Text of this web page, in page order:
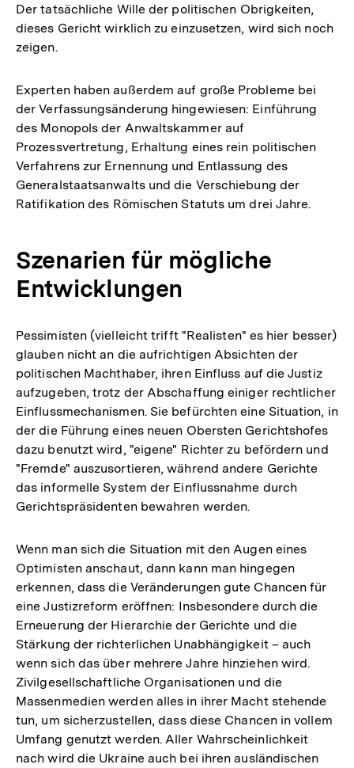
Der tatsächliche Wille der politischen Obrigkeiten,
dieses Gericht wirklich zu einzusetzen, wird sich noch
zeigen.
Experten haben außerdem auf große Probleme bei
der Verfassungsänderung hingewiesen: Einführung
des Monopols der Anwaltskammer auf
Prozessvertretung, Erhaltung eines rein politischen
Verfahrens zur Ernennung und Entlassung des
Generalstaatsanwalts und die Verschiebung der
Ratifikation des Römischen Statuts um drei Jahre.
Szenarien für mögliche
Entwicklungen
Pessimisten (vielleicht trifft "Realisten" es hier besser)
glauben nicht an die aufrichtigen Absichten der
politischen Machthaber, ihren Einfluss auf die Justiz
aufzugeben, trotz der Abschaffung einiger rechtlicher
Einflussmechanismen. Sie befürchten eine Situation, in
der die Führung eines neuen Obersten Gerichtshofes
dazu benutzt wird, "eigene" Richter zu befördern und
"Fremde" auszusortieren, während andere Gerichte
das informelle System der Einflussnahme durch
Gerichtspräsidenten bewahren werden.
Wenn man sich die Situation mit den Augen eines
Optimisten anschaut, dann kann man hingegen
erkennen, dass die Veränderungen gute Chancen für
eine Justizreform eröffnen: Insbesondere durch die
Erneuerung der Hierarchie der Gerichte und die
Stärkung der richterlichen Unabhängigkeit – auch
wenn sich das über mehrere Jahre hinziehen wird.
Zivilgesellschaftliche Organisationen und die
Massenmedien werden alles in ihrer Macht stehende
tun, um sicherzustellen, dass diese Chancen in vollem
Umfang genutzt werden. Aller Wahrscheinlichkeit
nach wird die Ukraine auch bei ihren ausländischen